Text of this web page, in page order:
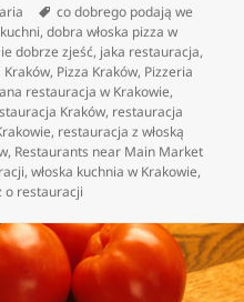
Tagi
co dobrego podają we
,dobra włoska pizza w
dobrze zjeść, jaka restauracja,
Kraków, Pizza Kraków, Pizzeria
restauracja w Krakowie,
Kraków, restauracja
, restauracja z włoską
, Restaurants near Main Market
,włoska kuchnia w Krakowie,
o restauracji